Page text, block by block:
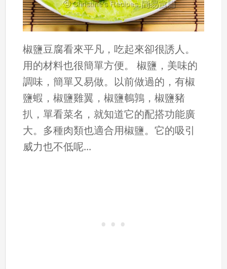
椒鹽豆腐看來平凡，吃起來卻很誘人。
用的材料也很簡單方便。 椒鹽，美味的
調味，簡單又易做。以前做過的，有椒
鹽蝦，椒鹽雞翼，椒鹽鵪鶉，椒鹽豬
扒，單看菜名，就知道它的配搭功能廣
大。多種肉類也適合用椒鹽。它的吸引
威力也不低呢...